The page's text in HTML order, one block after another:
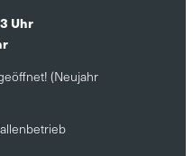
Uhr
(Neujahr